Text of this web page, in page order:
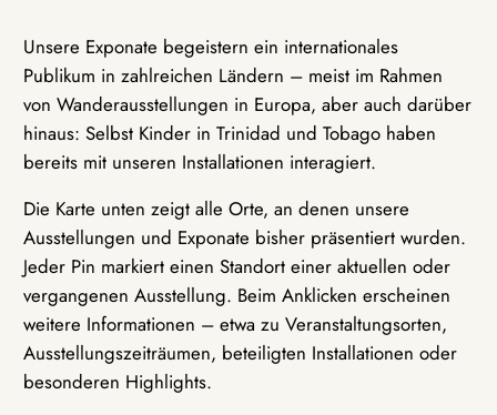
Unsere Exponate begeistern ein internationales
Publikum in zahlreichen Ländern – meist im Rahmen
von Wanderausstellungen in Europa, aber auch darüber
hinaus: Selbst Kinder in Trinidad und Tobago haben
bereits mit unseren Installationen interagiert.
Die Karte unten zeigt alle Orte, an denen unsere
Ausstellungen und Exponate bisher präsentiert wurden.
Jeder Pin markiert einen Standort einer aktuellen oder
vergangenen Ausstellung. Beim Anklicken erscheinen
weitere Informationen – etwa zu Veranstaltungsorten,
Ausstellungszeiträumen, beteiligten Installationen oder
besonderen Highlights.